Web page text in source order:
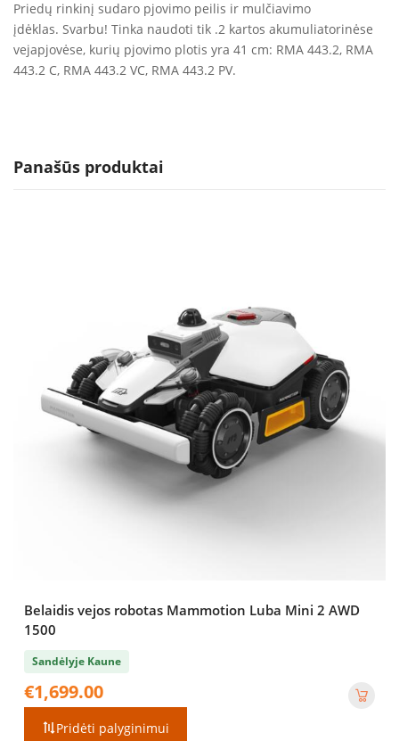
Priedų rinkinį sudaro pjovimo peilis ir mulčiavimo
įdėklas. Svarbu! Tinka naudoti tik .2 kartos akumuliatorinėse
vejapjovėse, kurių pjovimo plotis yra 41 cm: RMA 443.2, RMA
443.2 C, RMA 443.2 VC, RMA 443.2 PV.
Panašūs produktai
Belaidis vejos robotas Mammotion Luba Mini 2 AWD
1500
Sandėlyje Kaune
€1,699.00
Pridėti palyginimui